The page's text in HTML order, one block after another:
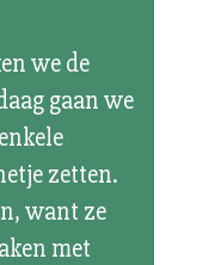
we de
gaan we
zetten.
want ze
met